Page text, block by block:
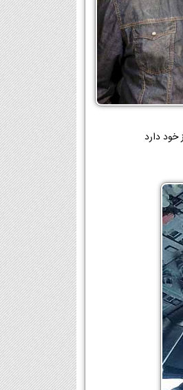
خود دارد